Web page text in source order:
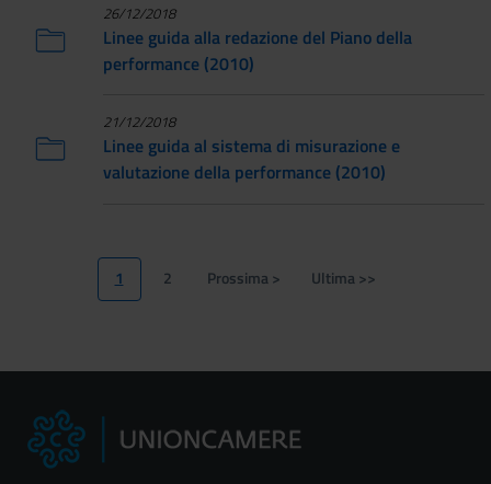
26/12/2018
Linee guida alla redazione del Piano della
performance (2010)
21/12/2018
Linee guida al sistema di misurazione e
valutazione della performance (2010)
Paginazione
Pagina
attuale
1 Page
2 Pagina
Prossima > Ultima
Ultima >>